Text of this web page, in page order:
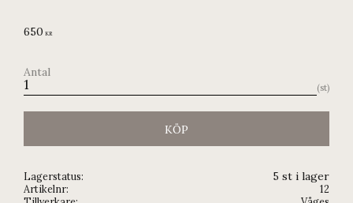
650 KR
Antal
st
KÖP
Lagerstatus 5 st i lager
Artikelnr
12